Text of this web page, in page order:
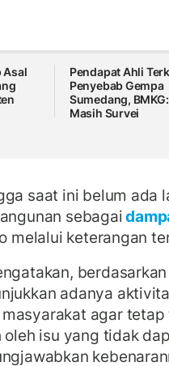
Asal
Pendapat Ahli
Penyebab Gempa
Sumedang, BMKG:
Masih Survei
saat ini belum ada
sebagai
melalui keterangan
adanya
agar
isu yang tidak